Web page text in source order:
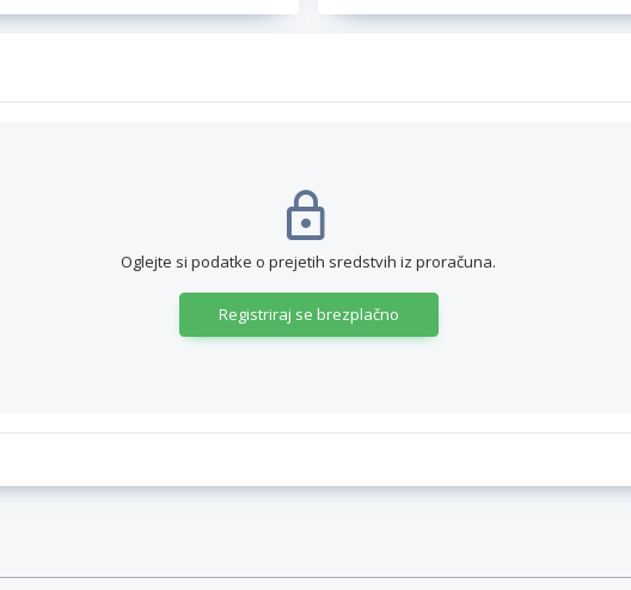
Oglejte si podatke o prejetih sredstvih iz proračuna.
Registriraj se brezplačno